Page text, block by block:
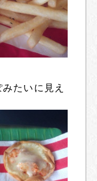
たいに見え